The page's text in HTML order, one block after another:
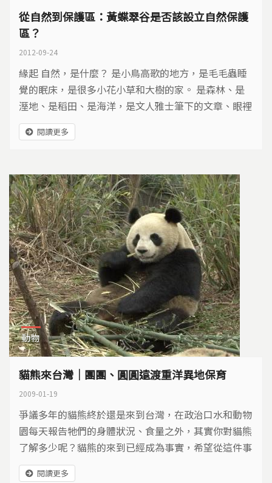
從自然到保護區：黃蝶翠谷是否該設立自然保護
區？
2012-09-24
緣起 自然，是什麼？ 是小鳥高歌的地方，是毛毛蟲睡
覺的眠床，是很多小花小草和大樹的家。 是森林、是
溼地、是稻田、是海洋，是文人雅士筆下的文章、眼裡
的畫！ 是矮房、是大廈，是健行步道，還是一再變成
遊樂區讓人開發？ 如果政府畫出一條線，是不是真的
閱讀更多
動物
貓熊來台灣｜團團、圓圓遠渡重洋異地保育
2009-01-19
爭議多年的貓熊終於還是來到台灣，在政治口水和動物
園每天報告牠們的身體狀況、食量之外，其實你對貓熊
了解多少呢？貓熊的來到已經成為事實，希望從這件事
情上，大家能夠有一個不同的思考角度，這些野生動物
真的有必要一再地遠渡重洋到異鄉嗎？我們在動物園裡
閱讀更多